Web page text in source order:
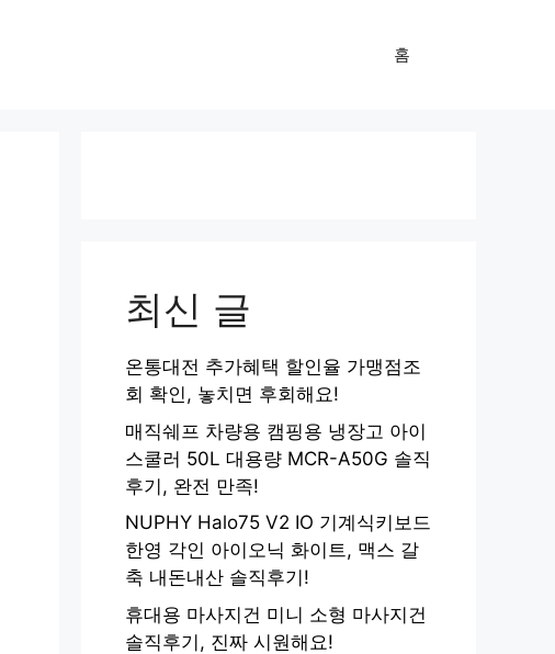
홈
최신 글
온통대전 추가혜택 할인율 가맹점조
회 확인, 놓치면 후회해요!
매직쉐프 차량용 캠핑용 냉장고 아이
스쿨러 50L 대용량 MCR-A50G 솔직
후기, 완전 만족!
NUPHY Halo75 V2 IO 기계식키보드
한영 각인 아이오닉 화이트, 맥스 갈
축 내돈내산 솔직후기!
휴대용 마사지건 미니 소형 마사지건
솔직후기, 진짜 시원해요!